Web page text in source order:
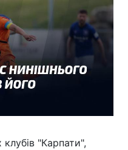
"Карпати",